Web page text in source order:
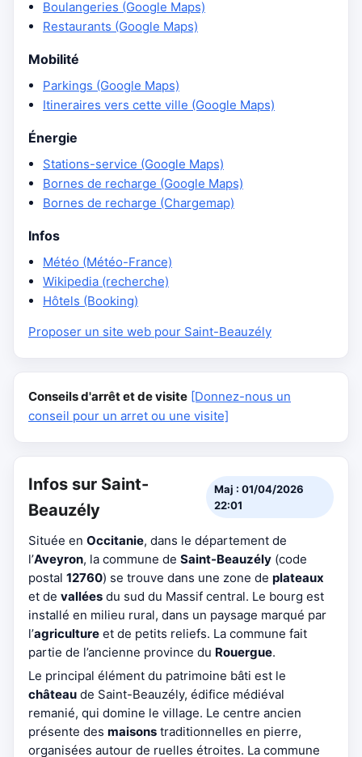
Boulangeries (Google Maps)
Restaurants (Google Maps)
Mobilité
Parkings (Google Maps)
Itineraires vers cette ville (Google Maps)
Énergie
Stations-service (Google Maps)
Bornes de recharge (Google Maps)
Bornes de recharge (Chargemap)
Infos
Météo (Météo-France)
Wikipedia (recherche)
Hôtels (Booking)
Proposer un site web pour Saint-Beauzély
Conseils d'arrêt et de visite [Donnez-nous un
conseil pour un arret ou une visite]
Infos sur Saint-
Beauzély
Maj : 01/04/2026
22:01
Située en Occitanie, dans le département de
l’Aveyron, la commune de Saint-Beauzély (code
postal 12760) se trouve dans une zone de plateaux
et de vallées du sud du Massif central. Le bourg est
installé en milieu rural, dans un paysage marqué par
l’agriculture et de petits reliefs. La commune fait
partie de l’ancienne province du Rouergue.
Le principal élément du patrimoine bâti est le
château de Saint-Beauzély, édifice médiéval
remanié, qui domine le village. Le centre ancien
présente des maisons traditionnelles en pierre,
organisées autour de ruelles étroites. La commune